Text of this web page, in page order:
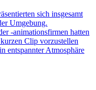
sich insgesamt
Umgebung.
-animationsfirmen hatten
Clip vorzustellen
entspannter Atmosphäre